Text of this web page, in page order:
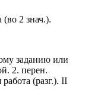
2 знач.).
заданию или
2. перен.
(разг.). II